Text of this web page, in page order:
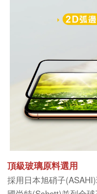
頂級玻璃原料選用
採用日本旭硝子